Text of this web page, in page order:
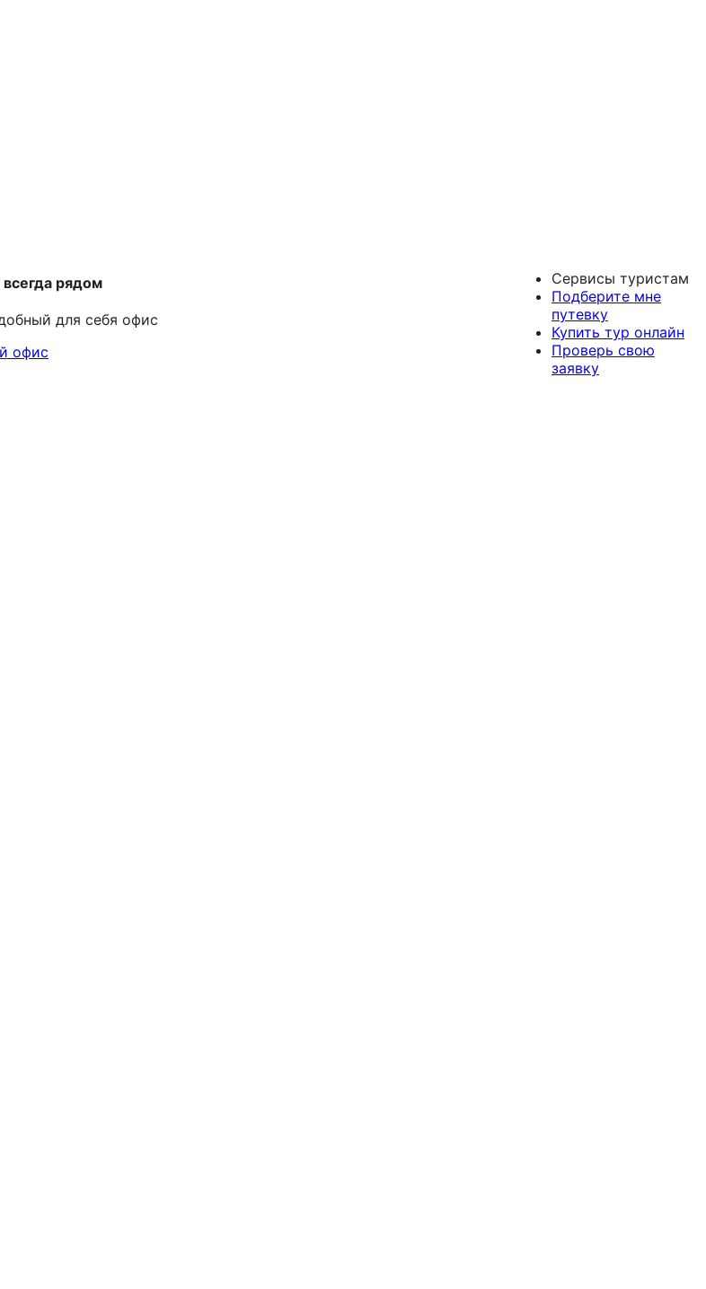
рядом
для себя офис
офис
Сервисы туристам
Подберите мне
путевку
Купить тур онлайн
Проверь свою
заявку